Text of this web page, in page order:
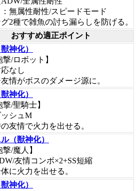
無属性耐性/スピードモード
2種で雑魚の討ち漏らしを防げる。
おすすめ適正ポイント
神化）
撃/ロボット】
なし
情がボスのダメージ源に。
神化）
撃/聖騎士】
シュM
友情で火力を出せる。
（獣神化）
撃/魔人】
友情コンボ×2+SS短縮
に火力を出せる。
神化）